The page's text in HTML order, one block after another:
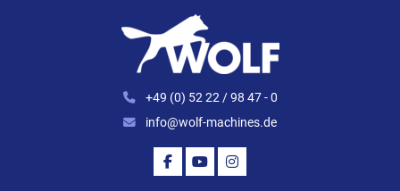
+49 (0) 52 22 / 98 47 - 0
info@wolf-machines.de
FACEBOOK
YOUTUBEINSTAGRAM